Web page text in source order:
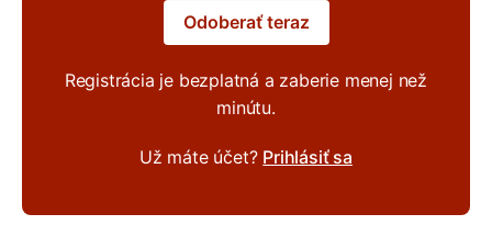
Odoberať teraz
Registrácia je bezplatná a zaberie menej než
minútu.
Už máte účet? Prihlásiť sa